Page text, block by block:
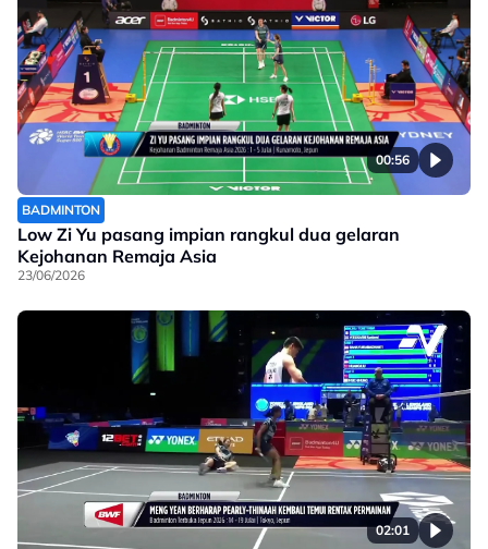
00:56
BADMINTON
Low Zi Yu pasang impian rangkul dua gelaran
Kejohanan Remaja Asia
23/06/2026
02:01